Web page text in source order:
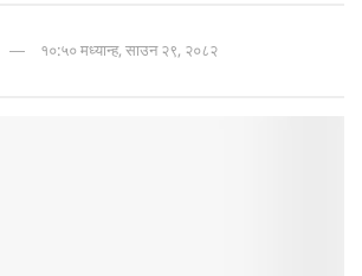
१०:५० मध्यान्ह, साउन २९, २०८२